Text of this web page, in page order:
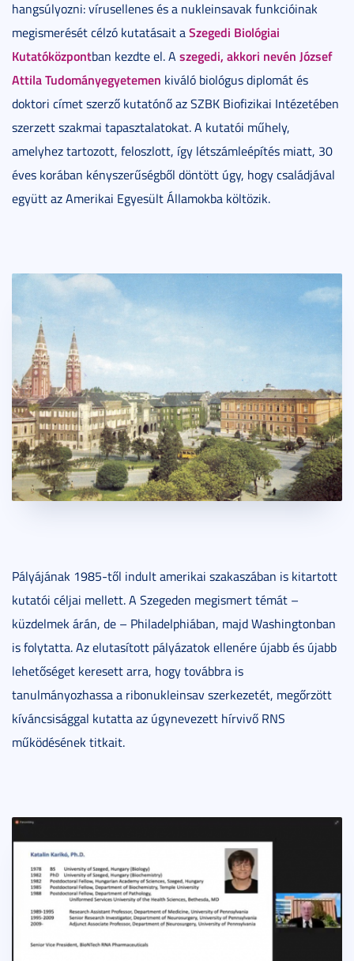
hangsúlyozni: vírusellenes és a nukleinsavak funkcióinak
megismerését célzó kutatásait aSzegedi Biológiai
Kutatóközpontban kezdte el. A szegedi, akkori nevén József
Attila Tudományegyetemen kiváló biológus diplomát és
doktori címet szerző kutatónő az SZBK Biofizikai Intézetében
szerzett szakmai tapasztalatokat. A kutatói műhely,
amelyhez tartozott, feloszlott, így létszámleépítés miatt, 30
éves korában kényszerűségből döntött úgy, hogy családjával
együtt az Amerikai Egyesült Államokba költözik.
Pályájának 1985-től indult amerikai szakaszában is kitartott
kutatói céljai mellett. A Szegeden megismert témát –
küzdelmek árán, de – Philadelphiában, majd Washingtonban
is folytatta. Az elutasított pályázatok ellenére újabb és újabb
lehetőséget keresett arra, hogy továbbra is
tanulmányozhassa a ribonukleinsav szerkezetét, megőrzött
kíváncsisággal kutatta az úgynevezett hírvivő RNS
működésének titkait.